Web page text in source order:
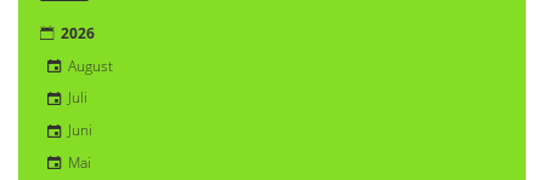
2026
August
Juli
Juni
Mai